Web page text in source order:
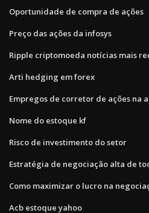
Oportunidade de compra de ações
Preço das ações da infosys
Ripple criptomoeda notícias mais
Arti hedging em forex
Empregos de corretor de ações na
Nome do estoque kf
Risco de investimento do setor
Estratégia de negociação alta de
Como maximizar o lucro na
Acb estoque yahoo